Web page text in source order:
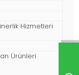
Hizmetleri
Ürünleri